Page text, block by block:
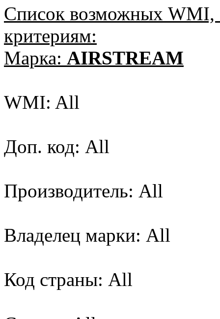
Список возможных
критериям:
Марка: AIRSTREAM
WMI: All
Доп. код: All
Производитель: All
Владелец марки: All
Код страны: All